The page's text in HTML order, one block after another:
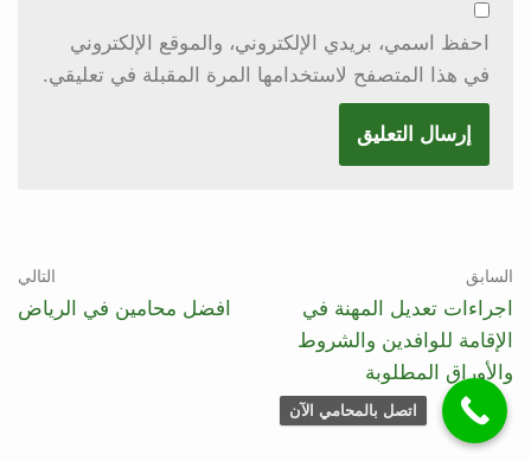
احفظ اسمي، بريدي الإلكتروني، والموقع الإلكتروني
في هذا المتصفح لاستخدامها المرة المقبلة في تعليقي.
السابق
اجراءات تعديل المهنة في
الإقامة للوافدين والشروط
والأوراق المطلوبة
التالي
افضل محامين في الرياض
اتصل بالمحامي الآن